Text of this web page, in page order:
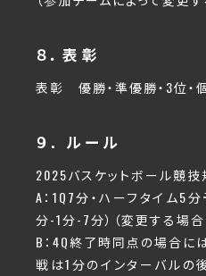
８．表彰
表彰 優勝・準優勝・3位・
９. ルール
2025バスケットボール競技
A：1Q7分・ハーフタイム5
分-1分-7分）（変更する場合
B：4Q終了時同点の場合に
戦は1分のインターバルの